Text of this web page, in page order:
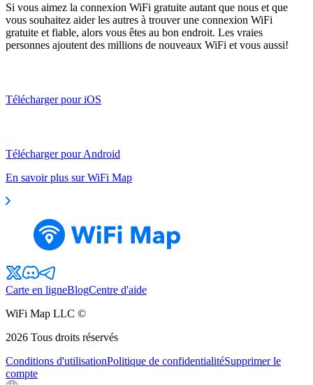
Si vous aimez la connexion WiFi gratuite autant que nous et que
vous souhaitez aider les autres à trouver une connexion WiFi
gratuite et fiable, alors vous êtes au bon endroit. Les vraies
personnes ajoutent des millions de nouveaux WiFi et vous aussi!
Télécharger pour iOS
Télécharger pour Android
En savoir plus sur WiFi Map
Carte en ligneBlogCentre d'aide
WiFi Map LLC ©
2026 Tous droits réservés
Conditions d'utilisationPolitique de confidentialitéSupprimer le
compte